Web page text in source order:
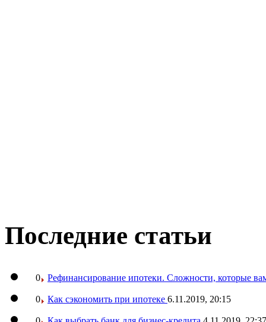
Последние статьи
0 Рефинансирование ипотеки. Сложности, которые
0 Как сэкономить при ипотеке 6.11.2019, 20:15